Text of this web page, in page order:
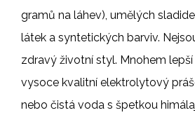
gramů na láhev), umělých
látek a syntetických barviv.
zdravý životní styl. Mnohem
vysoce kvalitní elektrolytový
nebo čistá voda s špetkou